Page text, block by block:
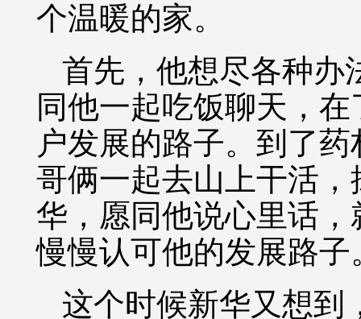
个温暖的家。
首先，他想尽各种办
同他一起吃饭聊天，
户发展的路子。到了
哥俩一起去山上干活
华，愿同他说心里话
慢慢认可他的发展路子
这个时候新华又想到